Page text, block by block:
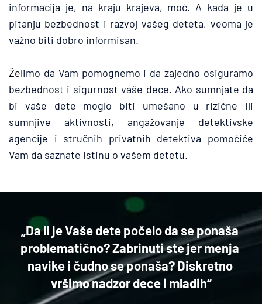
informacija je, na kraju krajeva, moć. A kada je u
pitanju bezbednost i razvoj vašeg deteta, veoma je
važno biti dobro informisan.
Želimo da Vam pomognemo i da zajedno osiguramo
bezbednost i sigurnost vaše dece. Ako sumnjate da
bi vaše dete moglo biti umešano u rizične ili
sumnjive aktivnosti, angažovanje detektivske
agencije i stručnih privatnih detektiva pomoćiće
Vam da saznate istinu o vašem detetu.
„Da li je Vaše dete počelo da se ponaša
problematično? Zabrinuti ste jer menja
navike i čudno se ponaša? Diskretno
vršimo nadzor dece i mladih“